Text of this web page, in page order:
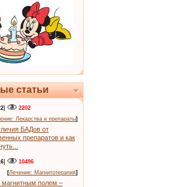
статьи
]
2202
Лекарства и препараты]
БАДов от
препаратов и как
]
10496
[Лечение: Магнитотерапия]
магнитным полем –